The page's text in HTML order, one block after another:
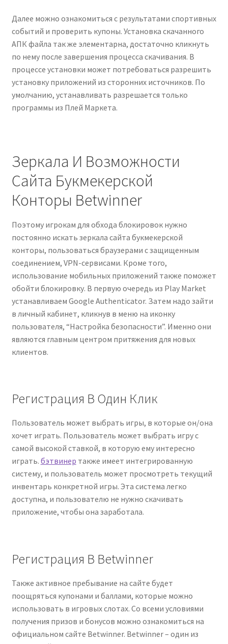
Далее можно ознакомиться с результатами спортивных
событий и проверить купоны. Установка скачанного
АПК файла так же элементарна, достаточно кликнуть
по нему после завершения процесса скачивания. В
процессе установки может потребоваться разрешить
установку приложений из сторонних источников. По
умолчанию, устанавливать разрешается только
программы из Плей Маркета.
Зеркала И Возможности
Сайта Букмекерской
Конторы Betwinner
Поэтому игрокам для обхода блокировок нужно
постоянно искать зеркала сайта букмекерской
конторы, пользоваться браузерами с защищенным
соединением, VPN-сервисами. Кроме того,
использование мобильных приложений также поможет
обойти блокировку. В первую очередь из Play Market
устанавливаем Google Authenticator. Затем надо зайти
в личный кабинет, кликнув в меню на иконку
пользователя, “Настройка безопасности”. Именно они
являются главным центром притяжения для новых
клиентов.
Регистрация В Один Клик
Пользователь может выбрать игры, в которые он/она
хочет играть. Пользователь может выбрать игру с
самой высокой ставкой, в которую ему интересно
играть. бэтвинер также имеет интегрированную
систему, и пользователь может просмотреть текущий
инвентарь конкретной игры. Эта система легко
доступна, и пользователю не нужно скачивать
приложение, чтобы она заработала.
Регистрация В Betwinner
Также активное пребывание на сайте будет
поощряться купонами и баллами, которые можно
использовать в игровых слотах. Со всеми условиями
получения призов и бонусов можно ознакомиться на
официальном сайте Betwinner. Betwinner – один из